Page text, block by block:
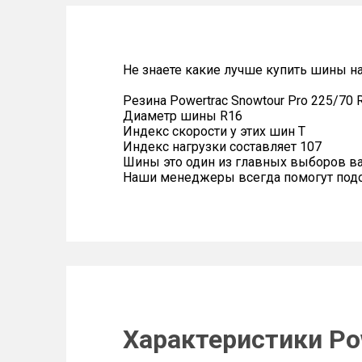
Не знаете какие лучше купить шины
Резина Powertrac Snowtour Pro 225/70
Диаметр шины R16
Индекс скорости у этих шин T
Индекс нагрузки составляет 107
Шины это один из главных выборов
Наши менеджеры всегда помогут
Характеристики